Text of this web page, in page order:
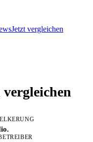
Jetzt vergleichen
vergleichen